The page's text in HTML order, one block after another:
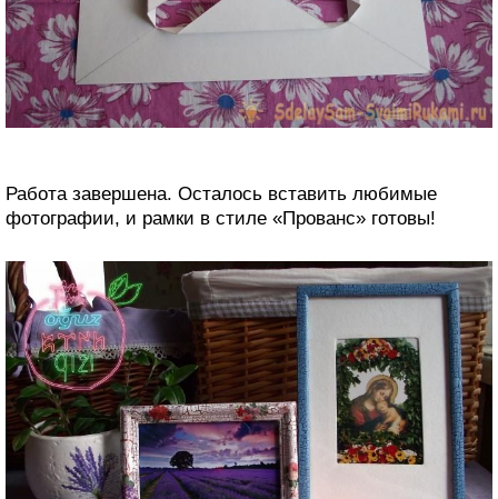
Работа завершена. Осталось вставить любимые
фотографии, и рамки в стиле «Прованс» готовы!